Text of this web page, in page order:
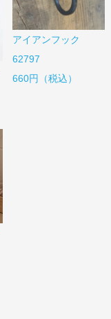
アイアンフック
62797
660円（税込）